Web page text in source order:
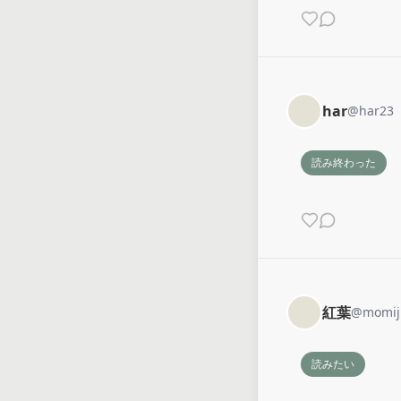
har@har23
読み終わった
紅葉@
読みたい